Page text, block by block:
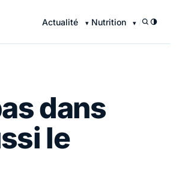
Actualité Nutrition /
dans
le